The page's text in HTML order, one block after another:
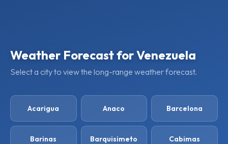
Weather Forecast for Venezuela
Select a city to view the long-range weather forecast.
Acarigua Anaco Barcelona
Barinas Barquisimeto Cabimas